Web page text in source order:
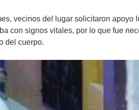
vecinos del lugar solicitaron
con signos vitales, por lo que fue
del cuerpo.